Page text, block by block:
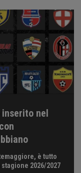
nel
è tutto
2026/2027